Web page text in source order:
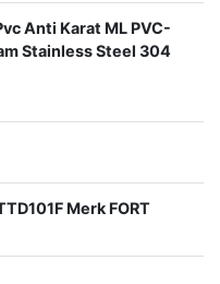
Anti Karat ML PVC-
Stainless Steel 304
Merk FORT